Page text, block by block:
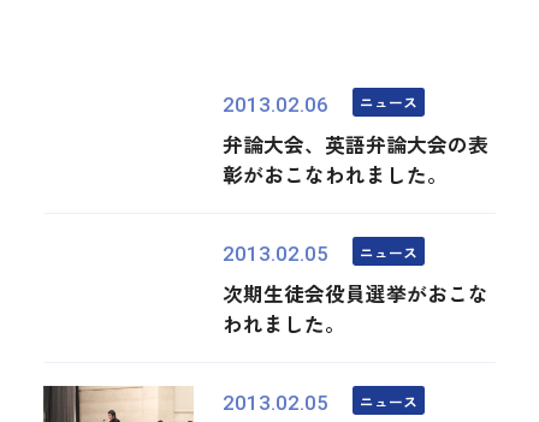
2013.02.06 ニュース
弁論大会、英語弁論大会の表
彰がおこなわれました。
2013.02.05 ニュース
次期生徒会役員選挙がおこな
われました。
2013.02.05 ニュース